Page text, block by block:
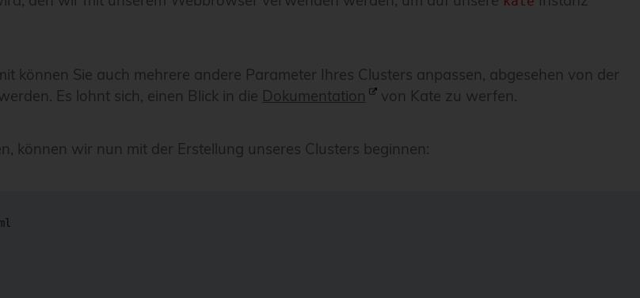
können Sie auch mehrere andere Parameter Ihres Clusters anpassen, abgesehen von der
Es lohnt sich, einen Blick in die Dokumentation von Kate zu werfen.
können wir nun mit der Erstellung unseres Clusters beginnen: